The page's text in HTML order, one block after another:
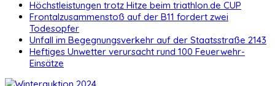
Höchstleistungen trotz Hitze beim triathlon.de CUP
Frontalzusammenstoß auf der B11 fordert zwei
Todesopfer
Unfall im Begegnungsverkehr auf der Staatsstraße 2143
Heftiges Unwetter verursacht rund 100 Feuerwehr-
Einsätze